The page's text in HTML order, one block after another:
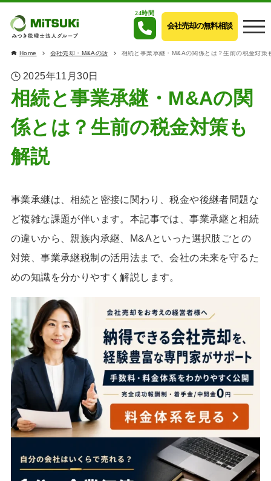
24時間
会社売却の無料相談
Home 会社売却・M&Aの話 相続と事業承継・M&Aの関係とは？生前の税金対策
2025年11月30日
相続と事業承継・M&Aの関
係とは？生前の税金対策も
解説
事業承継は、相続と密接に関わり、税金や後継者問題な
ど複雑な課題が伴います。本記事では、事業承継と相続
の違いから、親族内承継、M&Aといった選択肢ごとの
対策、事業承継税制の活用法まで、会社の未来を守るた
めの知識を分かりやすく解説します。